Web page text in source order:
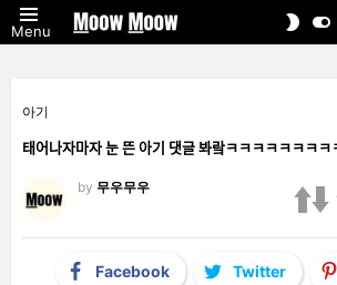
Menu
아기
태어나자마자 눈 뜬 아기 댓글 봐랔ㅋㅋㅋㅋㅋㅋ
by 무우무우
Facebook Twitter